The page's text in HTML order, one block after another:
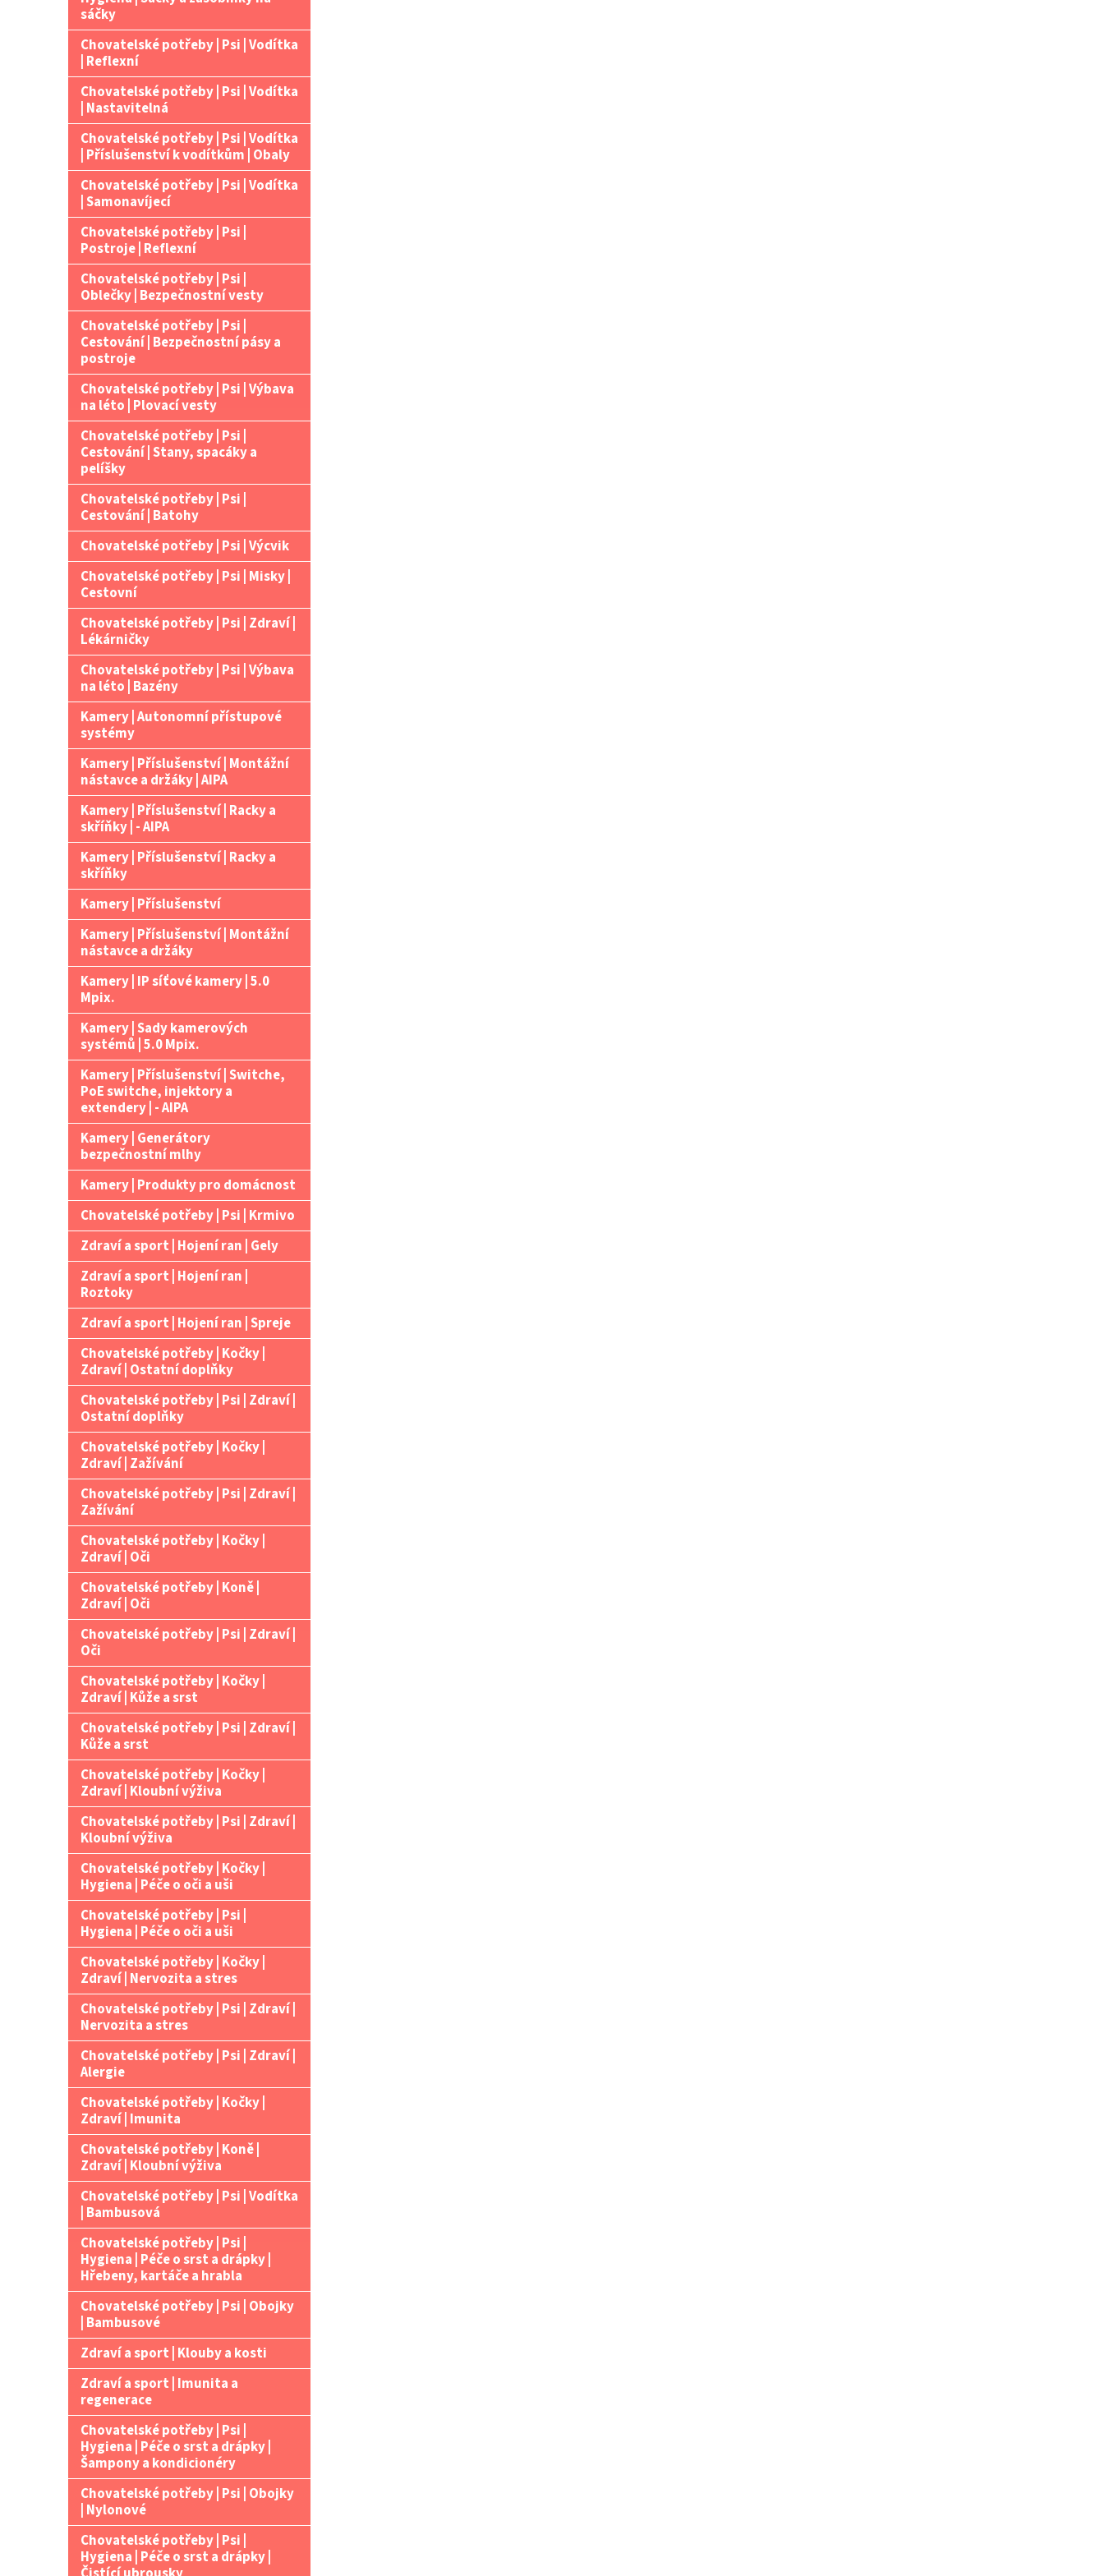
e
sáčky
Chovatelské potřeby | Psi | Vodítka
| Reflexní
Chovatelské potřeby | Psi | Vodítka
| Nastavitelná
Chovatelské potřeby | Psi | Vodítka
| Příslušenství k vodítkům | Obaly
Chovatelské potřeby | Psi | Vodítka
| Samonavíjecí
Chovatelské potřeby | Psi |
Postroje | Reflexní
Chovatelské potřeby | Psi |
Oblečky | Bezpečnostní vesty
Chovatelské potřeby | Psi |
Cestování | Bezpečnostní pásy a
postroje
Chovatelské potřeby | Psi | Výbava
na léto | Plovací vesty
Chovatelské potřeby | Psi |
Cestování | Stany, spacáky a
pelíšky
Chovatelské potřeby | Psi |
Cestování | Batohy
Chovatelské potřeby | Psi | Výcvik
Chovatelské potřeby | Psi | Misky |
Cestovní
Chovatelské potřeby | Psi | Zdraví |
Lékárničky
Chovatelské potřeby | Psi | Výbava
na léto | Bazény
Kamery | Autonomní přístupové
systémy
Kamery | Příslušenství | Montážní
nástavce a držáky | AIPA
Kamery | Příslušenství | Racky a
skříňky | - AIPA
Kamery | Příslušenství | Racky a
skříňky
Kamery | Příslušenství
Kamery | Příslušenství | Montážní
nástavce a držáky
Kamery | IP síťové kamery | 5.0
Mpix.
Kamery | Sady kamerových
systémů | 5.0 Mpix.
Kamery | Příslušenství | Switche,
PoE switche, injektory a
extendery | - AIPA
Kamery | Generátory
bezpečnostní mlhy
Kamery | Produkty pro domácnost
Chovatelské potřeby | Psi | Krmivo
Zdraví a sport | Hojení ran | Gely
Zdraví a sport | Hojení ran |
Roztoky
Zdraví a sport | Hojení ran | Spreje
Chovatelské potřeby | Kočky |
Zdraví | Ostatní doplňky
Chovatelské potřeby | Psi | Zdraví |
Ostatní doplňky
Chovatelské potřeby | Kočky |
Zdraví | Zažívání
Chovatelské potřeby | Psi | Zdraví |
Zažívání
Chovatelské potřeby | Kočky |
Zdraví | Oči
Chovatelské potřeby | Koně |
Zdraví | Oči
Chovatelské potřeby | Psi | Zdraví |
Oči
Chovatelské potřeby | Kočky |
Zdraví | Kůže a srst
Chovatelské potřeby | Psi | Zdraví |
Kůže a srst
Chovatelské potřeby | Kočky |
Zdraví | Kloubní výživa
Chovatelské potřeby | Psi | Zdraví |
Kloubní výživa
Chovatelské potřeby | Kočky |
Hygiena | Péče o oči a uši
Chovatelské potřeby | Psi |
Hygiena | Péče o oči a uši
Chovatelské potřeby | Kočky |
Zdraví | Nervozita a stres
Chovatelské potřeby | Psi | Zdraví |
Nervozita a stres
Chovatelské potřeby | Psi | Zdraví |
Alergie
Chovatelské potřeby | Kočky |
Zdraví | Imunita
Chovatelské potřeby | Koně |
Zdraví | Kloubní výživa
Chovatelské potřeby | Psi | Vodítka
| Bambusová
Chovatelské potřeby | Psi |
Hygiena | Péče o srst a drápky |
Hřebeny, kartáče a hrabla
Chovatelské potřeby | Psi | Obojky
| Bambusové
Zdraví a sport | Klouby a kosti
Zdraví a sport | Imunita a
regenerace
Chovatelské potřeby | Psi |
Hygiena | Péče o srst a drápky |
Šampony a kondicionéry
Chovatelské potřeby | Psi | Obojky
| Nylonové
Chovatelské potřeby | Psi |
Hygiena | Péče o srst a drápky |